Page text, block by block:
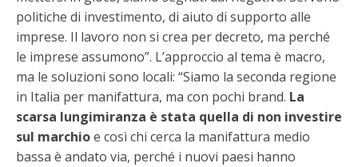
politiche di investimento, di aiuto di supporto alle
imprese. Il lavoro non si crea per decreto, ma perché
le imprese assumono”. L’approccio al tema è macro,
ma le soluzioni sono locali: “Siamo la seconda regione
in Italia per manifattura, ma con pochi brand. La
scarsa lungimiranza è stata quella di non investire
sul marchioe così chi cerca la manifattura medio
bassa è andato via, perché i nuovi paesi hanno